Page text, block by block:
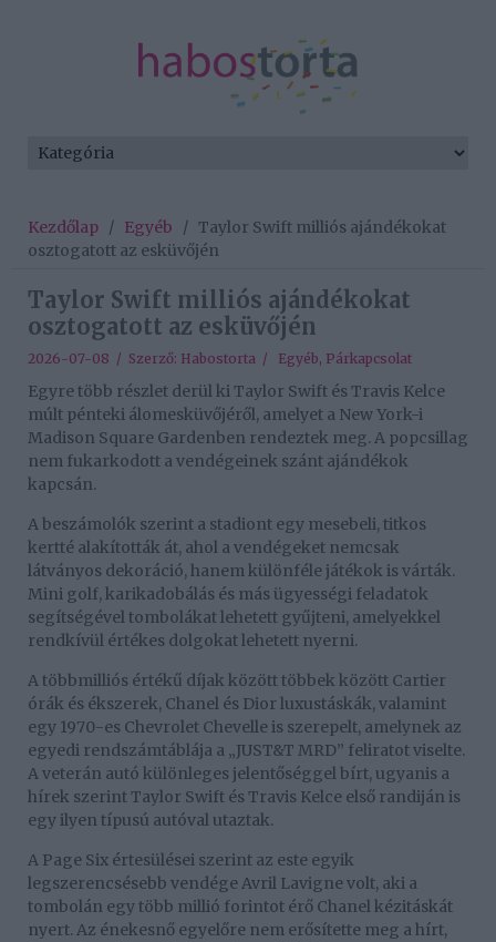
Kezdőlap / Egyéb / Taylor Swift milliós ajándékokat
osztogatott az esküvőjén
Taylor Swift milliós ajándékokat
osztogatott az esküvőjén
2026-07-08 / Szerző: Habostorta / Egyéb, Párkapcsolat
Egyre több részlet derül ki Taylor Swift és Travis Kelce
múlt pénteki álomesküvőjéről, amelyet a New York-i
Madison Square Gardenben rendeztek meg. A popcsillag
nem fukarkodott a vendégeinek szánt ajándékok
kapcsán.
A beszámolók szerint a stadiont egy mesebeli, titkos
kertté alakították át, ahol a vendégeket nemcsak
látványos dekoráció, hanem különféle játékok is várták.
Mini golf, karikadobálás és más ügyességi feladatok
segítségével tombolákat lehetett gyűjteni, amelyekkel
rendkívül értékes dolgokat lehetett nyerni.
A többmilliós értékű díjak között többek között Cartier
órák és ékszerek, Chanel és Dior luxustáskák, valamint
egy 1970-es Chevrolet Chevelle is szerepelt, amelynek az
egyedi rendszámtáblája a „JUST&T MRD” feliratot viselte.
A veterán autó különleges jelentőséggel bírt, ugyanis a
hírek szerint Taylor Swift és Travis Kelce első randiján is
egy ilyen típusú autóval utaztak.
A Page Six értesülései szerint az este egyik
legszerencsésebb vendége Avril Lavigne volt, aki a
tombolán egy több millió forintot érő Chanel kézitáskát
nyert. Az énekesnő egyelőre nem erősítette meg a hírt,